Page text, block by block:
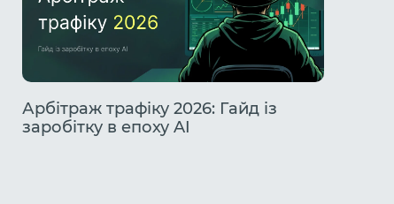
Арбітраж трафіку 2026: Гайд із
заробітку в епоху AI